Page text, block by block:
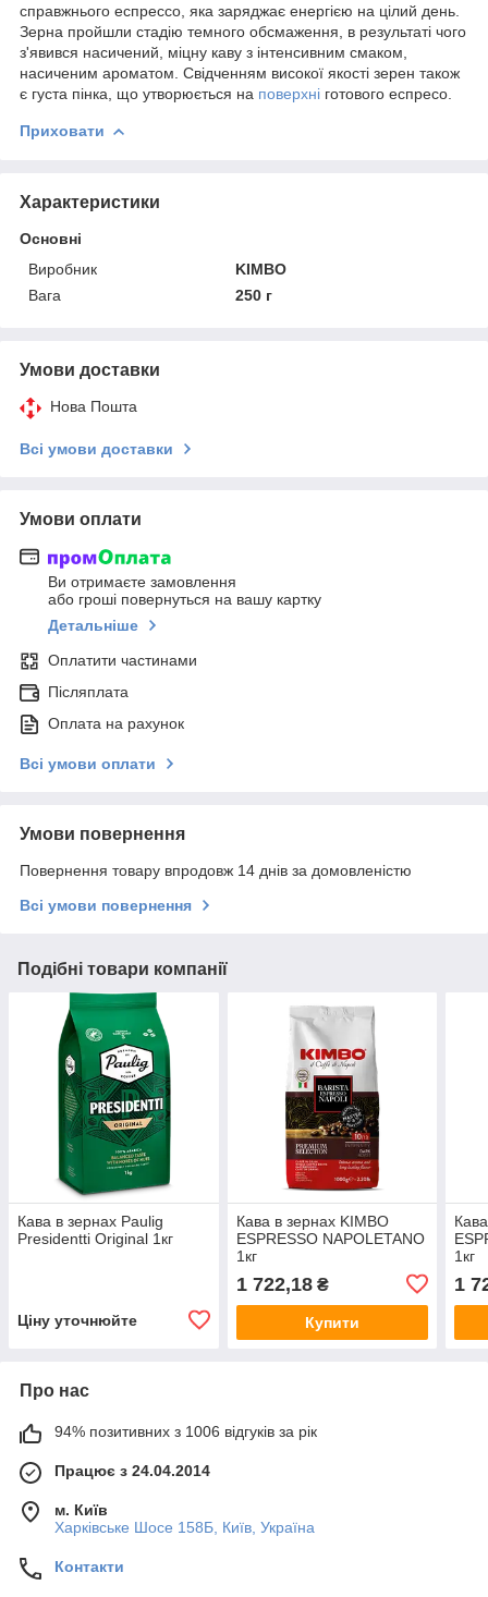
справжнього еспрессо, яка заряджає енергією на цілий день.
Зерна пройшли стадію темного обсмаження, в результаті чого
з'явився насичений, міцну каву з інтенсивним смаком,
насиченим ароматом. Свідченням високої якості зерен також
є густа пінка, що утворюється на поверхні готового еспресо.
Приховати
Характеристики
Основні
Виробник
KIMBO
Вага
250 г
Умови доставки
Нова Пошта
Всі умови доставки
Умови оплати
Ви отримаєте замовлення
або гроші повернуться на вашу картку
Детальніше
Оплатити частинами
Післяплата
Оплата на рахунок
Всі умови оплати
Умови повернення
Повернення товару впродовж 14 днів за домовленістю
Всі умови повернення
Подібні товари компанії
Кава в зернах Paulig
Presidentti Original 1кг
Ціну уточнюйте
Кава в зернах KIMBO
ESPRESSO NAPOLETANO
1кг
1 722,18₴
Купити
1кг
1
Про нас
94% позитивних з 1006 відгуків за рік
Працює з 24.04.2014
м. Київ
Харківське Шосе 158Б, Київ, Україна
Контакти